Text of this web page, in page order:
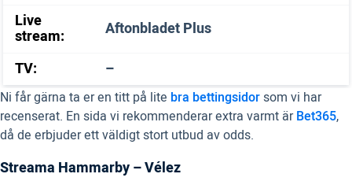
Live
stream:
Aftonbladet Plus
TV:
–
Ni får gärna ta er en titt på lite bra bettingsidorsom vi har
recenserat. En sida vi rekommenderar extra varmt ärBet365,
då de erbjuder ett väldigt stort utbud av odds.
Streama Hammarby – Vélez